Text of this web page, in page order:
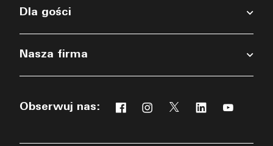
Dla gości
Nasza firma
Obserwuj nas:
Facebook
Opens a new window
Instagram
Opens a new window
Twitter
Opens a new
Linkedin
Opens a new